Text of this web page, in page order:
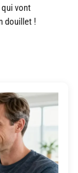
vont
douillet !